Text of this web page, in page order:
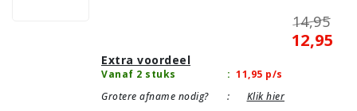
14,95
12,95
Extra voordeel
Vanaf 2 stuks : 11,95 p/s
Grotere afname nodig?
: Klik hier